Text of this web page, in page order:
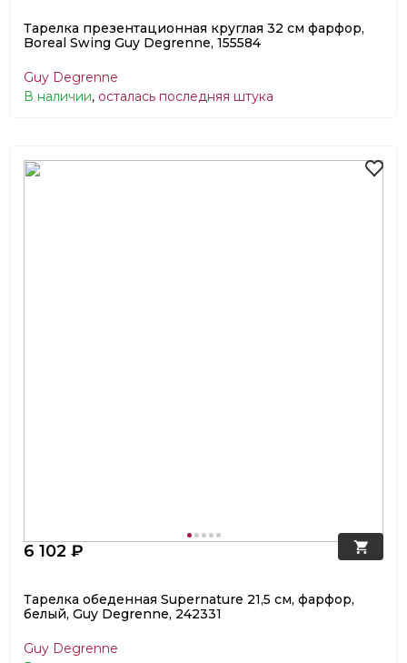
Тарелка презентационная круглая 32 см фарфор,
Boreal Swing Guy Degrenne, 155584
Guy Degrenne
В наличии, осталась последняя штука
6 102 ₽
Тарелка обеденная Supernature 21,5 см, фарфор,
белый, Guy Degrenne, 242331
Guy Degrenne